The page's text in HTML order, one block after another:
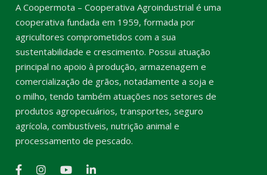
A Coopermota – Cooperativa Agroindustrial é uma
cooperativa fundada em 1959, formada por
agricultores comprometidos com a sua
sustentabilidade e crescimento. Possui atuação
principal no apoio à produção, armazenagem e
comercialização de grãos, notadamente a soja e
o milho, tendo também atuações nos setores de
produtos agropecuários, transportes, seguro
agrícola, combustíveis, nutrição animal e
processamento de pescado.